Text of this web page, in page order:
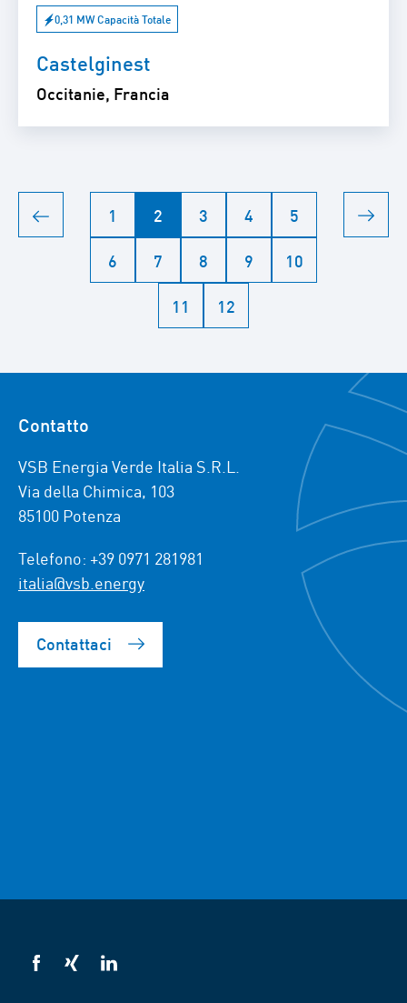
0,31 MW Capacità Totale
Castelginest
Occitanie, Francia
1 2 3 4
5
6
7 8 9
10
11
12
Contatto
VSB Energia Verde Italia S.R.L.
Via della Chimica, 103
85100 Potenza
Telefono: +39 0971 281981
italia@vsb.energy
Contattaci
VSB
VSB
VSB